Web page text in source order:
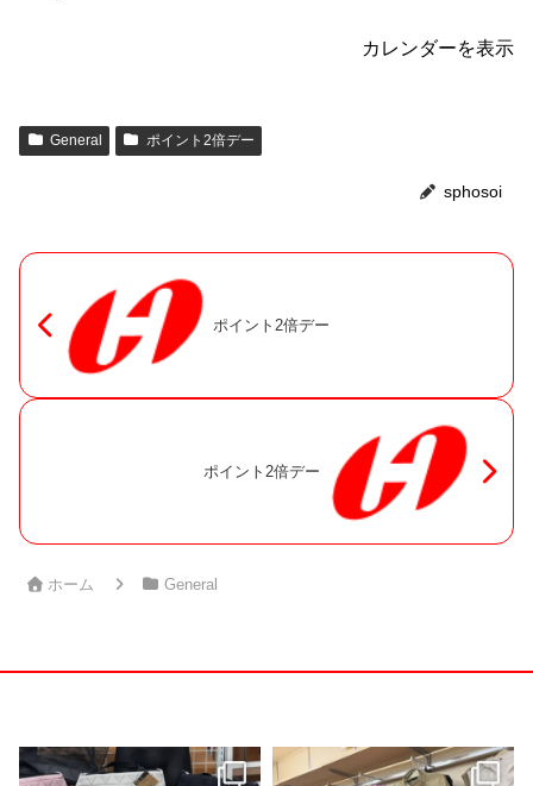
カレンダーを表示
General ポイント2倍デー
sphosoi
ポイント2倍デー
ポイント2倍デー
ホーム General